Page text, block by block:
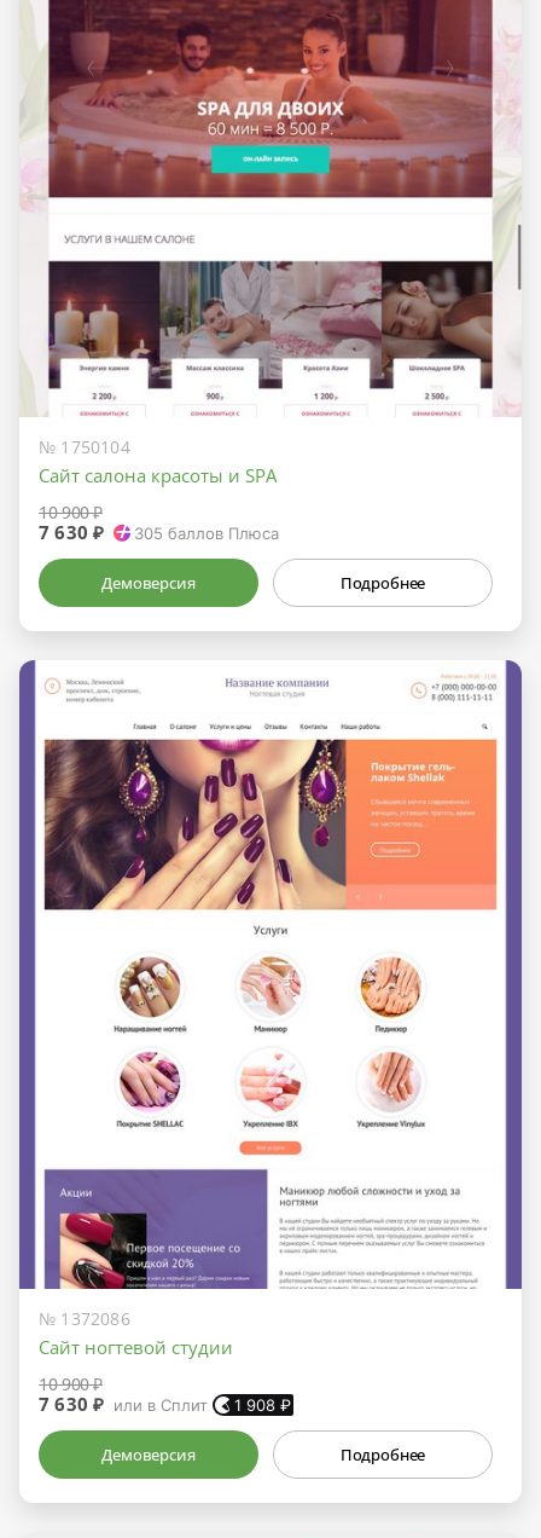
№ 1750104
Сайт салона красоты и SPA
10 900 ₽
7 630 ₽ 305 баллов Плюса
Демоверсия Подробнее
№ 1372086
Сайт ногтевой студии
10 900 ₽
7 630 ₽ или в Сплит 1 908 ₽
Демоверсия Подробнее